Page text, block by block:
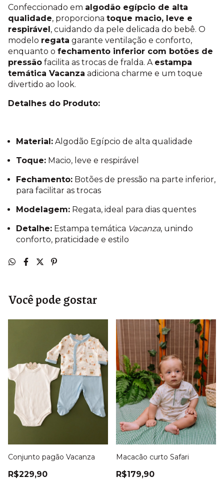
Confeccionado em algodão egípcio de alta
qualidade, proporciona toque macio, leve e
respirável , cuidando da pele delicada do bebê. O
modelo regata garante ventilação e conforto,
enquanto o fechamento inferior com botões de
pressão facilita as trocas de fralda. A estampa
temática Vacanza adiciona charme e um toque
divertido ao look.
Detalhes do Produto:
Material: Algodão Egípcio de alta qualidade
Toque: Macio, leve e respirável
Fechamento: Botões de pressão na parte inferior,
para facilitar as trocas
Modelagem: Regata, ideal para dias quentes
Detalhe: Estampa temática Vacanza, unindo
conforto, praticidade e estilo
Você pode gostar
Conjunto pagão Vacanza
R$229,90
Macacão curto Safari
R$179,90